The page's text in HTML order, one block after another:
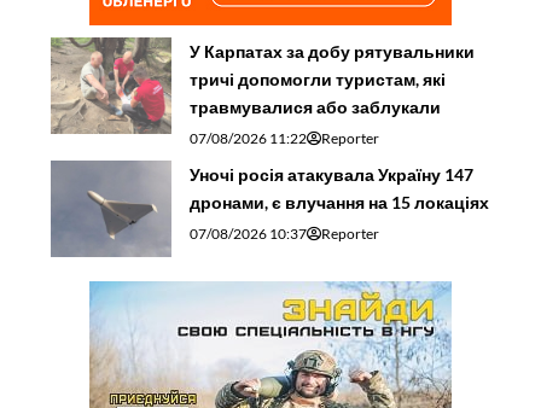
За добу на Прикарпатті загасили
сім пожеж сухої рослинності
07/08/2026 09:50 Reporter
місці за кількістю поданих заяв
07/08/2026 08:53 Reporter
Дивитись всі новини